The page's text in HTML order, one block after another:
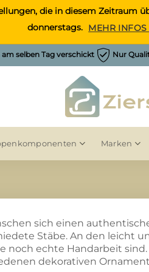
die in diesem
donnerstags. MEHR
selben Tag verschickt Nur
Marken
sich einen
Stäbe. An den leicht
noch echte Handarbeit
dekorativen